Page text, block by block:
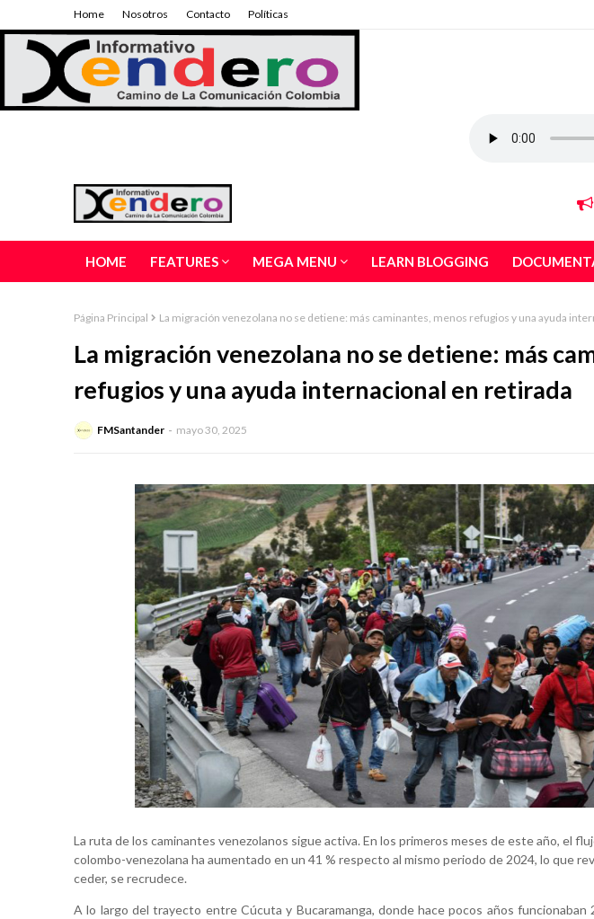
Home Nosotros Contacto Políticas
HOME FEATURES MEGA MENU LEARN BLOGGING
Página Principal La migración venezolana no se detiene: más caminantes, menos refugios y una ayuda
La migración venezolana no se detiene: más
refugios y una ayuda internacional en retirada
FMSantander mayo 30, 2025
La ruta de los caminantes venezolanos sigue activa. En los primeros meses de este año, el
colombo-venezolana ha aumentado en un 41 % respecto al mismo periodo de 2024, lo que
ceder, se recrudece.
A lo largo del trayecto entre Cúcuta y Bucaramanga, donde hace pocos años funcionaban